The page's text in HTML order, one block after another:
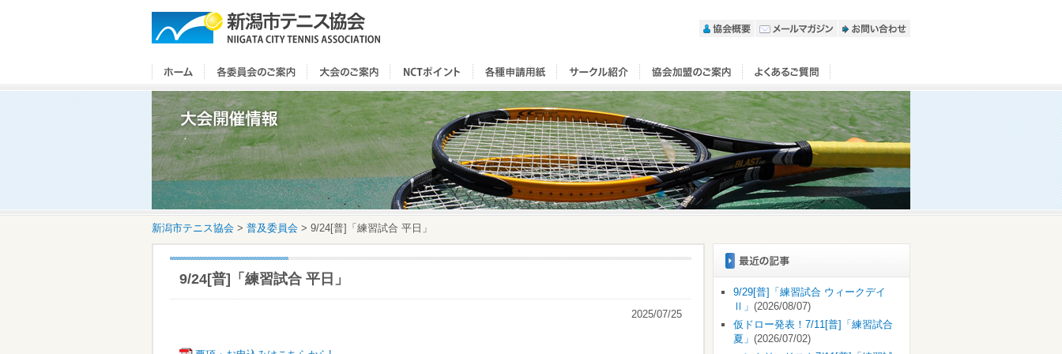
新潟市テニス協会 > 普及委員会 > 9/24[普]「練習試合 平日」
9/24[普]「練習試合 平日」
2025/07/25
9/29[普]「練習試合 ウィークデイ
Ⅱ」 (2026/08/07)
仮ドロー発表！7/11[普]「練習試合
夏」 (2026/07/02)